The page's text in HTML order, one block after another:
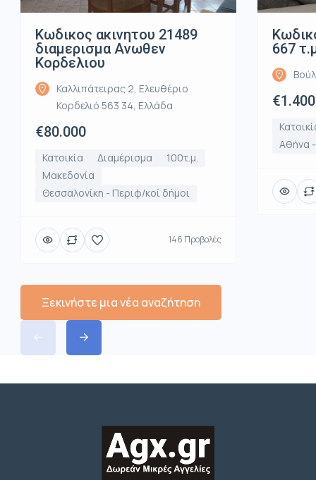
Κωδικος ακινητου 21489
διαμερισμα Ανωθεν
Κορδελιου
Καλλιπάτειρας 2, Ελευθέριο
Κορδελιό 563 34, Ελλάδα
€80.000
Κατοικία Διαμέρισμα
100τ.μ.
Μακεδονία
Θεσσαλονίκη - Περιφ/κοί δήμοι
146 Προβολές
667
Αθήνα
Ξεκινήστε μια νέα αναζήτηση